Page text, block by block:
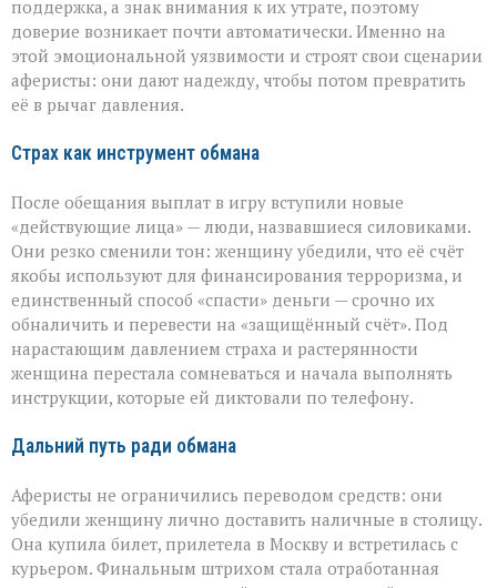
поддержка, а знак внимания к их утрате, поэтому
доверие возникает почти автоматически. Именно на
этой эмоциональной уязвимости и строят свои сценарии
аферисты: они дают надежду, чтобы потом превратить
её в рычаг давления.
Страх как инструмент обмана
После обещания выплат в игру вступили новые
«действующие лица» — люди, назвавшиеся силовиками.
Они резко сменили тон: женщину убедили, что её счёт
якобы используют для финансирования терроризма, и
единственный способ «спасти» деньги — срочно их
обналичить и перевести на «защищённый счёт». Под
нарастающим давлением страха и растерянности
женщина перестала сомневаться и начала выполнять
инструкции, которые ей диктовали по телефону.
Дальний путь ради обмана
Аферисты не ограничились переводом средств: они
убедили женщину лично доставить наличные в столицу.
Она купила билет, прилетела в Москву и встретилась с
курьером. Финальным штрихом стала отработанная